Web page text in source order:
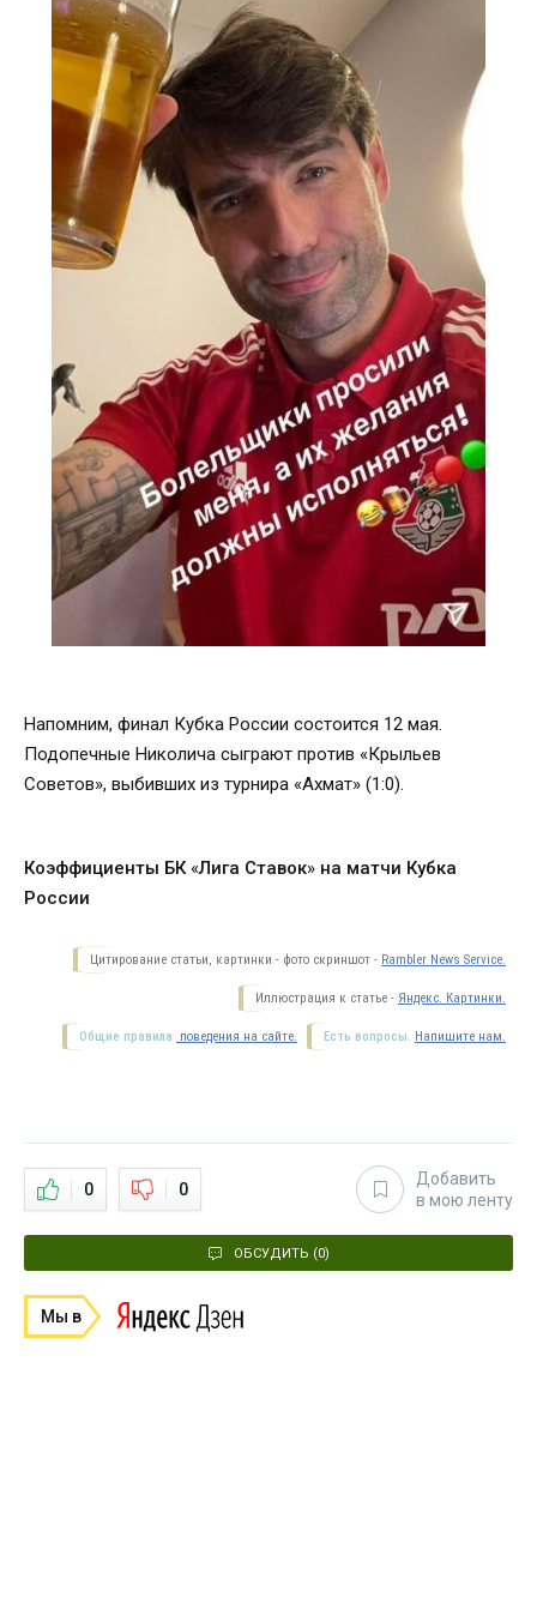
Напомним, финал Кубка России состоится 12 мая.
Подопечные Николича сыграют против «Крыльев
Советов», выбивших из турнира «Ахмат» (1:0).
Коэффициенты БК «Лига Ставок» на матчи Кубка
России
Цитирование статьи, картинки - фото скриншот - Rambler News Service.
Иллюстрация к статье - Яндекс. Картинки.
Есть вопросы. Напишите нам.
Общие правила поведения на сайте.
0 0
Добавить
в мою ленту
ОБСУДИТЬ (0)
Мы в